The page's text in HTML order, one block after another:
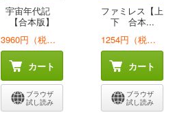
宇宙年代記
【合本版】
3960円（税込）
カート
ブラウザ
試し読み
ファミレス【上
下 合本...
1254円（税込）
カート
ブラウザ
試し読み